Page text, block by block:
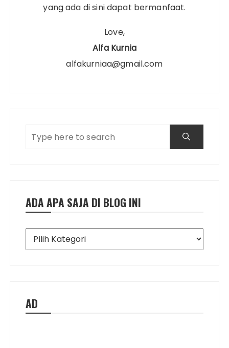
yang ada di sini dapat bermanfaat.
Love,
Alfa Kurnia
alfakurniaa@gmail.com
ADA APA SAJA DI BLOG INI
Ada
Apa
AD